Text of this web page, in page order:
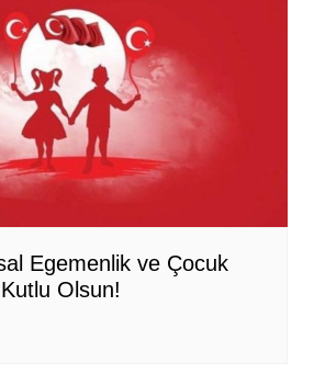
Egemenlik ve Çocuk
Kutlu Olsun!